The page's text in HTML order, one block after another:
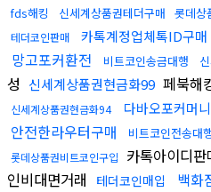
fds해킹 신세계상품권테더구매 롯데상
테더코인판매 카톡계정업체톡ID구매
망고포커환전
비트코인송금대행
성 신세계상품권현금화99 페북해
신세계상품권현금화94 다바오포커머
안전한라우터구매 비트코인전송대
롯데상품권비트코인구입 카톡아이디판
인비대면거래
테더코인매입 백화